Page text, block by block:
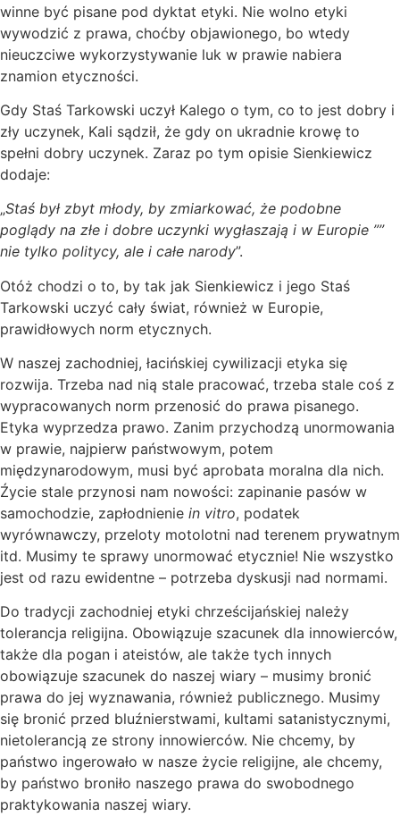
winne być pisane pod dyktat etyki. Nie wolno etyki
wywodzić z prawa, choćby objawionego, bo wtedy
nieuczciwe wykorzystywanie luk w prawie nabiera
znamion etyczności.
Gdy Staś Tarkowski uczył Kalego o tym, co to jest dobry i
zły uczynek, Kali sądził, że gdy on ukradnie krowę to
spełni dobry uczynek. Zaraz po tym opisie Sienkiewicz
dodaje:
„Staś był zbyt młody, by zmiarkować, że podobne
poglądy na złe i dobre uczynki wygłaszają i w Europie ””
nie tylko politycy, ale i całe narody”.
Otóż chodzi o to, by tak jak Sienkiewicz i jego Staś
Tarkowski uczyć cały świat, również w Europie,
prawidłowych norm etycznych.
W naszej zachodniej, łacińskiej cywilizacji etyka się
rozwija. Trzeba nad nią stale pracować, trzeba stale coś z
wypracowanych norm przenosić do prawa pisanego.
Etyka wyprzedza prawo. Zanim przychodzą unormowania
w prawie, najpierw państwowym, potem
międzynarodowym, musi być aprobata moralna dla nich.
Źycie stale przynosi nam nowości: zapinanie pasów w
samochodzie, zapłodnienie in vitro, podatek
wyrównawczy, przeloty motolotni nad terenem prywatnym
itd. Musimy te sprawy unormować etycznie! Nie wszystko
jest od razu ewidentne – potrzeba dyskusji nad normami.
Do tradycji zachodniej etyki chrześcijańskiej należy
tolerancja religijna. Obowiązuje szacunek dla innowierców,
także dla pogan i ateistów, ale także tych innych
obowiązuje szacunek do naszej wiary – musimy bronić
prawa do jej wyznawania, również publicznego. Musimy
się bronić przed bluźnierstwami, kultami satanistycznymi,
nietolerancją ze strony innowierców. Nie chcemy, by
państwo ingerowało w nasze życie religijne, ale chcemy,
by państwo broniło naszego prawa do swobodnego
praktykowania naszej wiary.